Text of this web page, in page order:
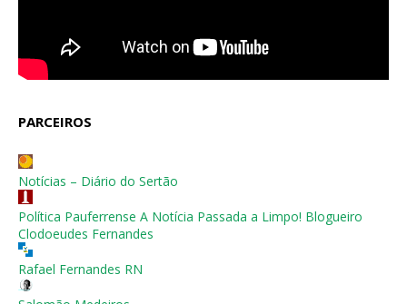
PARCEIROS
Notícias – Diário do Sertão
Política Pauferrense A Notícia Passada a Limpo! Blogueiro
Clodoeudes Fernandes
Rafael Fernandes RN